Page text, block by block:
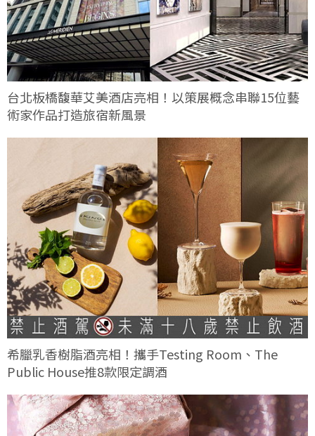
台北板橋馥華艾美酒店亮相！以策展概念串聯15位藝
術家作品打造旅宿新風景
希臘乳香樹脂酒亮相！攜手Testing Room、The
Public House推8款限定調酒